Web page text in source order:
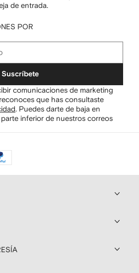
de entrada.
POR
Suscríbete
comunicaciones de marketing
que has consultaste
Puedes darte de baja en
inferior de nuestros correos